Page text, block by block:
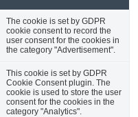
The cookie is set by GDPR
cookie consent to record the
user consent for the cookies in
the category "Advertisement".
This cookie is set by GDPR
Cookie Consent plugin. The
cookie is used to store the user
consent for the cookies in the
category "Analytics".